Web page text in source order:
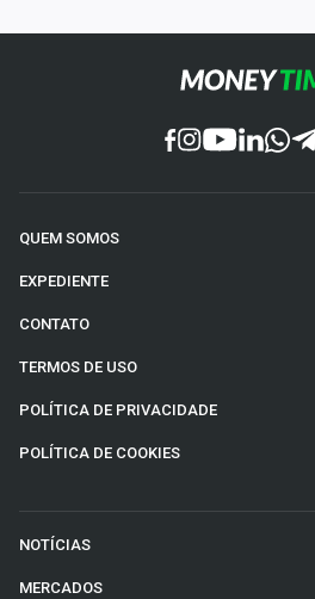
QUEM SOMOS
EXPEDIENTE
CONTATO
TERMOS DE USO
POLÍTICA DE PRIVACIDADE
POLÍTICA DE COOKIES
NOTÍCIAS
MERCADOS